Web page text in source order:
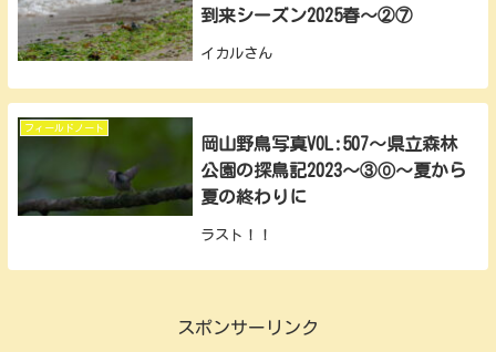
到来シーズン2025春～②⑦
イカルさん
フィールドノート
岡山野鳥写真VOL:507～県立森林
公園の探鳥記2023～③⓪～夏から
夏の終わりに
ラスト！！
スポンサーリンク